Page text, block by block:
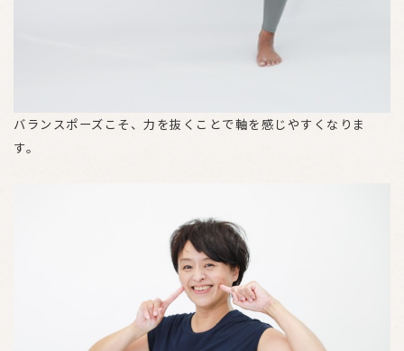
バランスポーズこそ、力を抜くことで軸を感じやすくなりま
す。